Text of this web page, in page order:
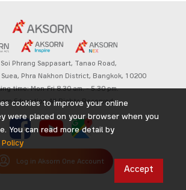
Soi Phrang Sappasart, Tanao Road,
Suea, Phra Nakhon District, Bangkok, 10200
time: Mon-Fri 8.30 am. – 5.30 pm.
Education All Rights Reserved
Log in Aksorn One Account
cookies to improve your online
were placed on your browser when you
You can read more detail by
Policy
Accept